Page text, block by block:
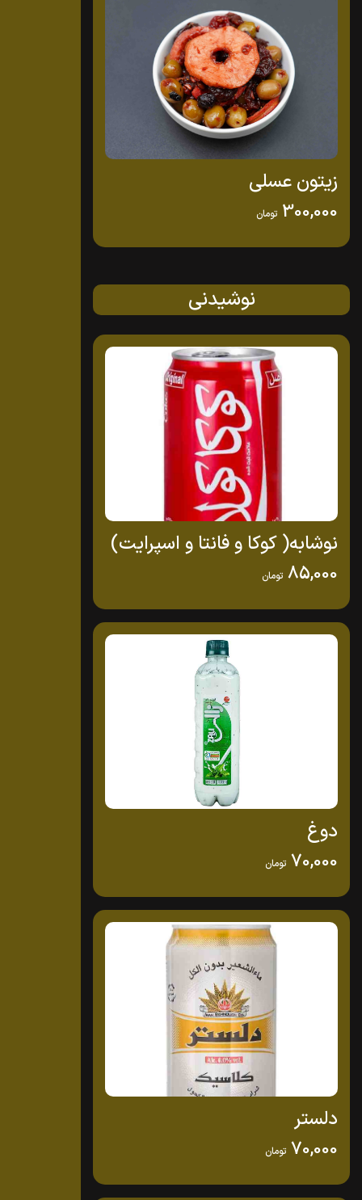
زیتون عسلی
300,000 تومان
نوشیدنی
نوشابه( کوکا و فانتا و اسپرایت)
85,000 تومان
دوغ
70,000 تومان
دلستر
70,000 تومان